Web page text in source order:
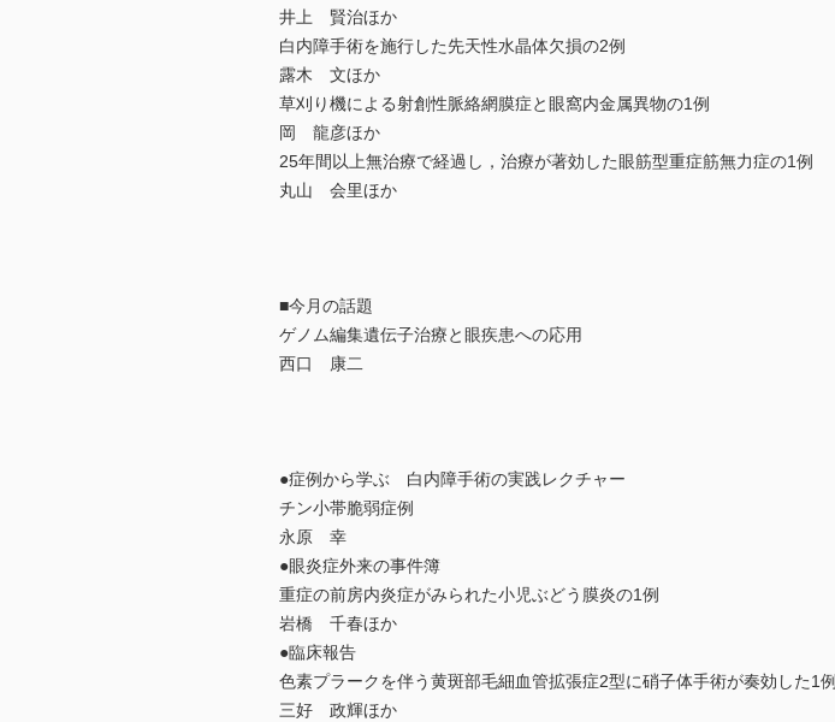
井上 賢治ほか
白内障手術を施行した先天性水晶体欠損の2例
露木 文ほか
草刈り機による射創性脈絡網膜症と眼窩内金属異物の1例
岡 龍彦ほか
25年間以上無治療で経過し，治療が著効した眼筋型重症筋無力症の1例
丸山 会里ほか
■今月の話題
ゲノム編集遺伝子治療と眼疾患への応用
西口 康二
●症例から学ぶ 白内障手術の実践レクチャー
チン小帯脆弱症例
永原 幸
●眼炎症外来の事件簿
重症の前房内炎症がみられた小児ぶどう膜炎の1例
岩橋 千春ほか
●臨床報告
色素プラークを伴う黄斑部毛細血管拡張症2型に硝子体手術が奏効した1例
三好 政輝ほか